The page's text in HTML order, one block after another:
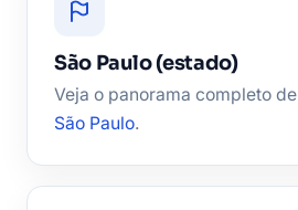
São Paulo (estado)
Veja o panorama completo de
São Paulo.